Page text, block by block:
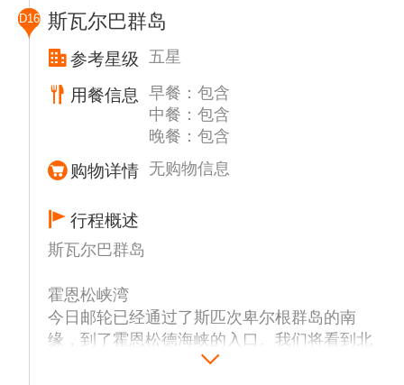
和Raudfjordbreen冰川，宽3公里。在东部，
一直是捕猎者、渔民和探险家登陆的地方，
1927年建造的瑞典捕猎者小
屋“Raudfjordhytta”就是明证。史密伦堡位于
斯瓦尔巴群岛的西北端，处于海洋和北极的十
民地。在陡峭的山坡、高原、湖泊和泻湖的景
用来融化鲸鱼脂肪的熔炉遗迹，是斯匹次卑尔
根最重要的考古遗址之一。
新奥尔松-孔斯峡湾（国王湾）
新奥尔松，这是一个古老的采矿小镇，现在已
成为一个科学基地。这个小社区成立于1916
年，是许多北极探险的起点，包括著名探险家
是爱的峡湾）入口，它静静地展示着由苔藓和
花朵覆盖的小山。高耸的悬崖呈现多种色彩，
加上鸟儿们，形成了此处的美景。
摩纳哥冰川
位于斯瓦尔巴群岛西北部，可能是斯匹次卑尔
根最美丽、最雄伟的冰川之一。它是为了纪念
摩纳哥航海家阿尔伯特一世亲王而命名的，它
达北纬80度前的最后一座冰川。你可能会有机
会看到北极熊和鲸鱼，它们特别喜欢这个地
方。
红色峡湾
“红色峡湾”是周围山脉砂岩的颜色。沿着这个
20公里长的峡湾的西海岸，有许多浅海湾，你
沿着4公里长(但相当狭窄)的阿克塞洛亚岛穿
过峡湾。邮轮会让冲锋艇在雷切峡湾的卡里普
索比恩着陆。
驶向浮冰
我们的船将航行到冰的边缘。如果天气和冰的
条件允许，你将有机会在漂移的海冰中进行一
次独特的冲锋艇巡游之旅。这些浮冰有些超过
行，这也是一个经常遇到依赖浮冰的特定动物
不要理会这个地名，因为它既不在得克萨斯也
不是酒吧。它实际上是一个在高纬度太平洋不
寻常的目的地。德克萨斯吧过去是猎狐人和捕
熊人的小屋，现在仍处在原处，有基本生活设
兰研究人员和挪威极地研究所之间的工作关系
良好，这确保了科考站的未来资金的继续提
供。
峡湾长近30公里，许多人称它是最美丽的峡
湾，有许多冰川崩解入水中，沿岸还有高耸的
山脉。山顶通常被厚厚的云层覆盖，东斯匹次
卑尔根海流经常将浮冰带入峡湾口。展现在我
们面前的是一出令人印象深刻的画作。
贝尔松峡湾
贝尔松德拥有斯瓦尔巴特群岛最丰富的煤层之
上最大的社区之一。我们将停留在峡湾入口，
在Vårsol湾登陆。这里最吸引人的是小海雀悬
崖。苔原上有成千上万的小海雀，斯瓦尔巴特
驯鹿喜欢吃它们。我们将沿着海滩漫步，欣赏
D16 斯瓦尔巴群岛
参考星级 五星
用餐信息
早餐：包含
中餐：包含
晚餐：包含
购物详情 无购物信息
行程概述
斯瓦尔巴群岛
霍恩松峡湾
今日邮轮已经通过了斯匹次卑尔根群岛的南
缘，到了霍恩松德海峡的入口。我们将看到北
岸Isbjørnhamna周围的建筑，这是一个波兰研